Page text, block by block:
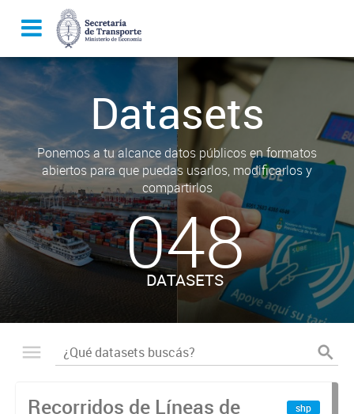
Datasets
Ponemos a tu alcance datos públicos en formatos
abiertos para que puedas usarlos, modificarlos y
compartirlos
048
DATASETS
Recorridos de Líneas de
shp